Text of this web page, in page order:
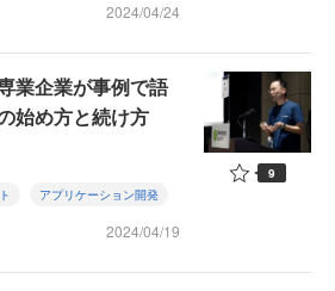
2024/04/24
業企業が事例で語
始め方と続け方
アプリケーション開発
2024/04/19
9